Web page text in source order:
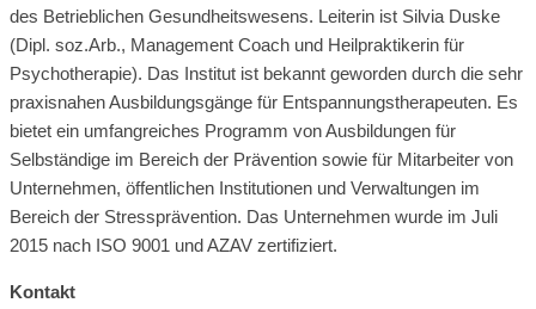
des Betrieblichen Gesundheitswesens. Leiterin ist Silvia Duske
(Dipl. soz.Arb., Management Coach und Heilpraktikerin für
Psychotherapie). Das Institut ist bekannt geworden durch die sehr
praxisnahen Ausbildungsgänge für Entspannungstherapeuten. Es
bietet ein umfangreiches Programm von Ausbildungen für
Selbständige im Bereich der Prävention sowie für Mitarbeiter von
Unternehmen, öffentlichen Institutionen und Verwaltungen im
Bereich der Stressprävention. Das Unternehmen wurde im Juli
2015 nach ISO 9001 und AZAV zertifiziert.
Kontakt